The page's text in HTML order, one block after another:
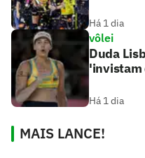
Há 1 dia
vôlei
Duda
'invistam
Há 1 dia
MAIS LANCE!